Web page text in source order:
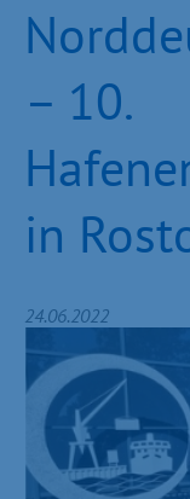
– 10.
in
24.06.2022